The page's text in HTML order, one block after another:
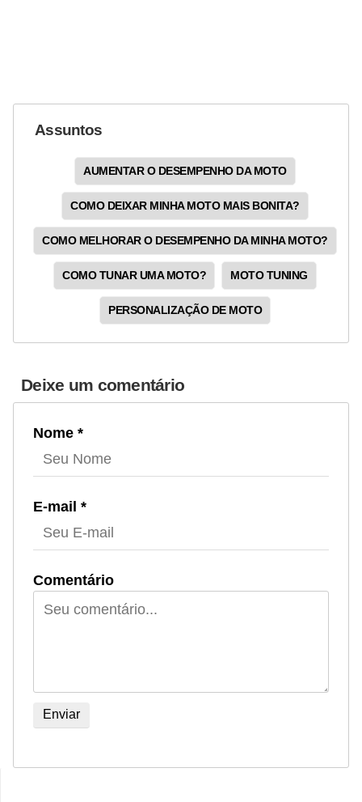
Assuntos
AUMENTAR O DESEMPENHO DA MOTO
COMO DEIXAR MINHA MOTO MAIS BONITA?
COMO MELHORAR O DESEMPENHO DA MINHA MOTO?
COMO TUNAR UMA MOTO? MOTO TUNING
PERSONALIZAÇÃO DE MOTO
Deixe um comentário
Nome *
E-mail *
Comentário